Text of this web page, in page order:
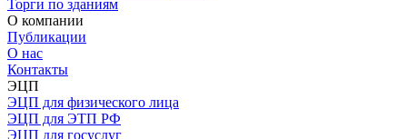
Торги по зданиям
О компании
Публикации
О нас
Контакты
ЭЦП
ЭЦП для физического лица
ЭЦП для ЭТП РФ
ЭЦП для госуслуг